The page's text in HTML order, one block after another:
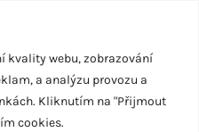
kvality webu, zobrazování
a analýzu provozu a
Kliknutím na "Přijmout
cookies.